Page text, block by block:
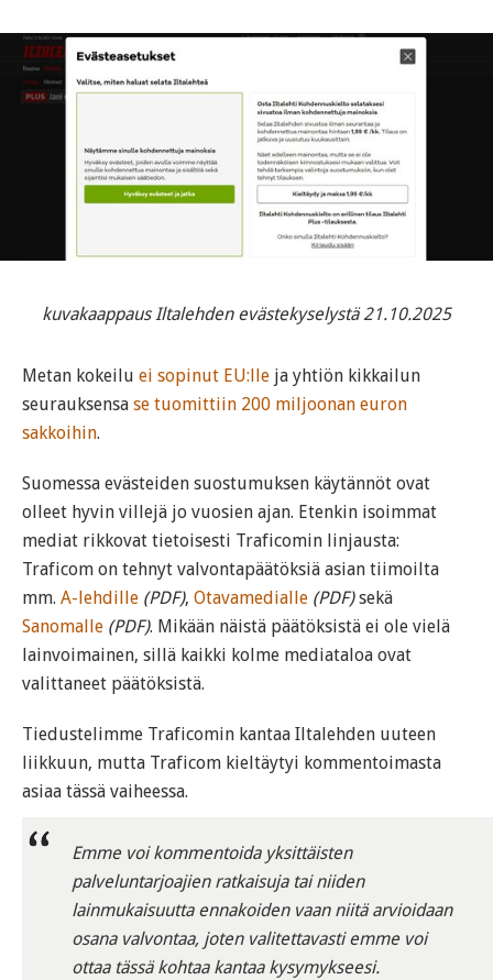
kuvakaappaus Iltalehden evästekyselystä 21.10.2025
Metan kokeilu ei sopinut EU:lle ja yhtiön kikkailun
seurauksensa se tuomittiin 200 miljoonan euron
sakkoihin.
Suomessa evästeiden suostumuksen käytännöt ovat
olleet hyvin villejä jo vuosien ajan. Etenkin isoimmat
mediat rikkovat tietoisesti Traficomin linjausta:
Traficom on tehnyt valvontapäätöksiä asian tiimoilta
mm. A-lehdille (PDF), Otavamedialle (PDF)sekä
Sanomalle (PDF). Mikään näistä päätöksistä ei ole vielä
lainvoimainen, sillä kaikki kolme mediataloa ovat
valittaneet päätöksistä.
Tiedustelimme Traficomin kantaa Iltalehden uuteen
liikkuun, mutta Traficom kieltäytyi kommentoimasta
asiaa tässä vaiheessa.
Emme voi kommentoida yksittäisten
palveluntarjoajien ratkaisuja tai niiden
lainmukaisuutta ennakoiden vaan niitä arvioidaan
osana valvontaa, joten valitettavasti emme voi
ottaa tässä kohtaa kantaa kysymykseesi.